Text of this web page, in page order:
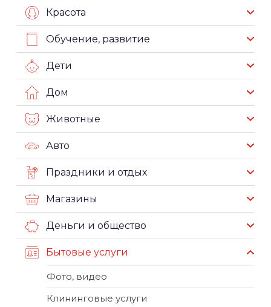
Красота
Обучение, развитие
Дети
Дом
Животные
Авто
Праздники и отдых
Магазины
Деньги и общество
Бытовые услуги
Фото, видео
Клининговые услуги